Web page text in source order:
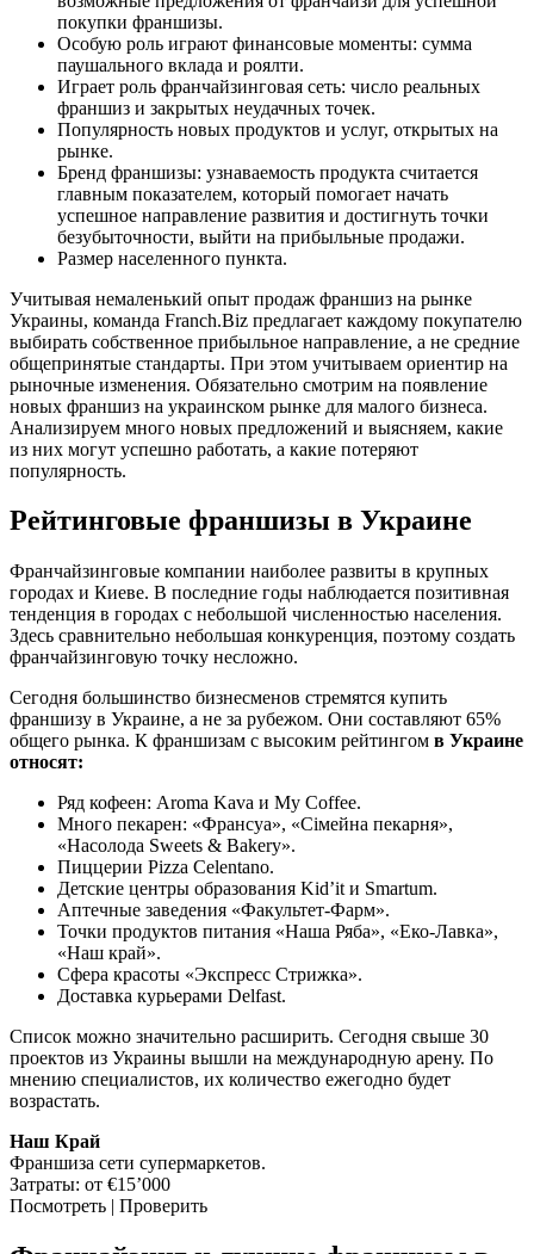
покупки франшизы.
Особую роль играют финансовые моменты: сумма
паушального вклада и роялти.
Играет роль франчайзинговая сеть: число реальных
франшиз и закрытых неудачных точек.
Популярность новых продуктов и услуг, открытых на
рынке.
Бренд франшизы: узнаваемость продукта считается
главным показателем, который помогает начать
успешное направление развития и достигнуть точки
безубыточности, выйти на прибыльные продажи.
Размер населенного пункта.
Учитывая немаленький опыт продаж франшиз на рынке
Украины, команда Franch.Biz предлагает каждому покупателю
выбирать собственное прибыльное направление, а не средние
общепринятые стандарты. При этом учитываем ориентир на
рыночные изменения. Обязательно смотрим на появление
новых франшиз на украинском рынке для малого бизнеса.
Анализируем много новых предложений и выясняем, какие
из них могут успешно работать, а какие потеряют
популярность.
Рейтинговые франшизы в Украине
Франчайзинговые компании наиболее развиты в крупных
городах и Киеве. В последние годы наблюдается позитивная
тенденция в городах с небольшой численностью населения.
Здесь сравнительно небольшая конкуренция, поэтому создать
франчайзинговую точку несложно.
Сегодня большинство бизнесменов стремятся купить
франшизу в Украине, а не за рубежом. Они составляют 65%
общего рынка. К франшизам с высоким рейтингом в Украине
относят:
Ряд кофеен: Aroma Kava и My Coffee.
Много пекарен: «Франсуа», «Сімейна пекарня»,
«Насолода Sweets & Bakery».
Пиццерии Pizza Celentano.
Детские центры образования Kid’it и Smartum.
Аптечные заведения «Факультет-Фарм».
Точки продуктов питания «Наша Ряба», «Еко-Лавка»,
«Наш край».
Сфера красоты «Экспресс Стрижка».
Доставка курьерами Delfast.
Список можно значительно расширить. Сегодня свыше 30
проектов из Украины вышли на международную арену. По
мнению специалистов, их количество ежегодно будет
возрастать.
Наш Край
Франшиза сети супермаркетов.
Затраты: от €15’000
Посмотреть | Проверить